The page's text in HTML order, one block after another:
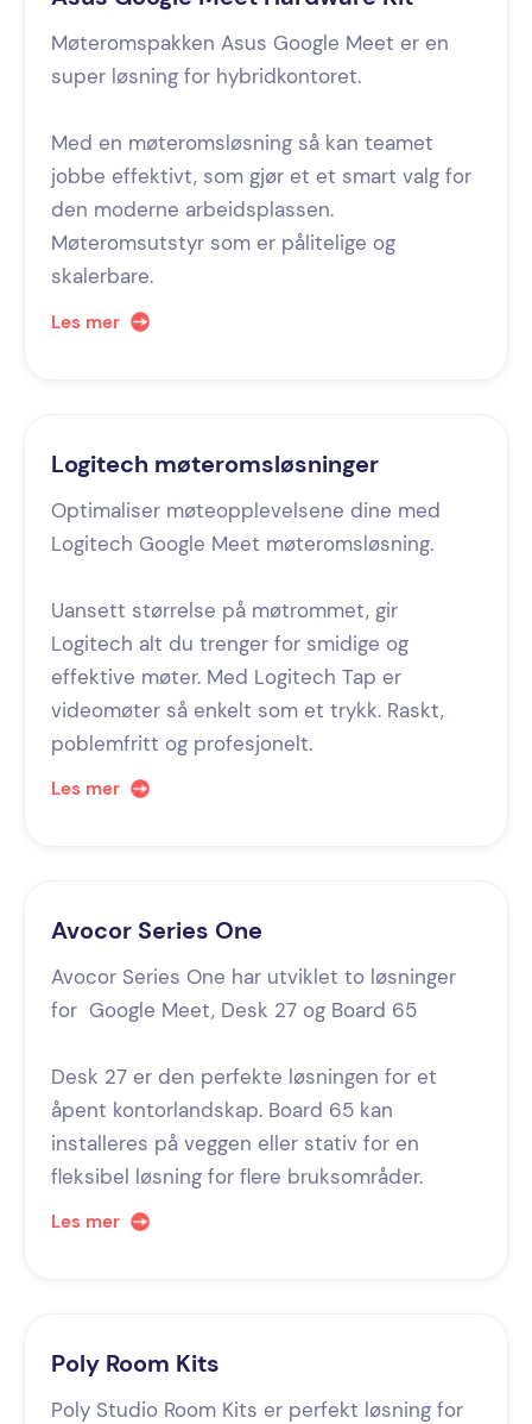
Møteromspakken Asus Google Meet er en
super løsning for hybridkontoret.
Med en møteromsløsning så kan teamet
jobbe effektivt, som gjør et et smart valg for
den moderne arbeidsplassen.
Møteromsutstyr som er pålitelige og
skalerbare.
Les mer
Logitech møteromsløsninger
Optimaliser møteopplevelsene dine med
Logitech Google Meet møteromsløsning.
Uansett størrelse på møtrommet, gir
Logitech alt du trenger for smidige og
effektive møter. Med Logitech Tap er
videomøter så enkelt som et trykk. Raskt,
poblemfritt og profesjonelt.
Les mer
Avocor Series One
Avocor Series One har utviklet to løsninger
for Google Meet, Desk 27 og Board 65
Desk 27 er den perfekte løsningen for et
åpent kontorlandskap. Board 65 kan
installeres på veggen eller stativ for en
fleksibel løsning for flere bruksområder.
Les mer
Poly Room Kits
Poly Studio Room Kits er perfekt løsning for